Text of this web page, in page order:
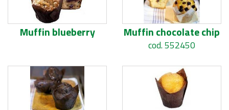
Muffin blueberry Muffin chocolate chip
cod. 552450